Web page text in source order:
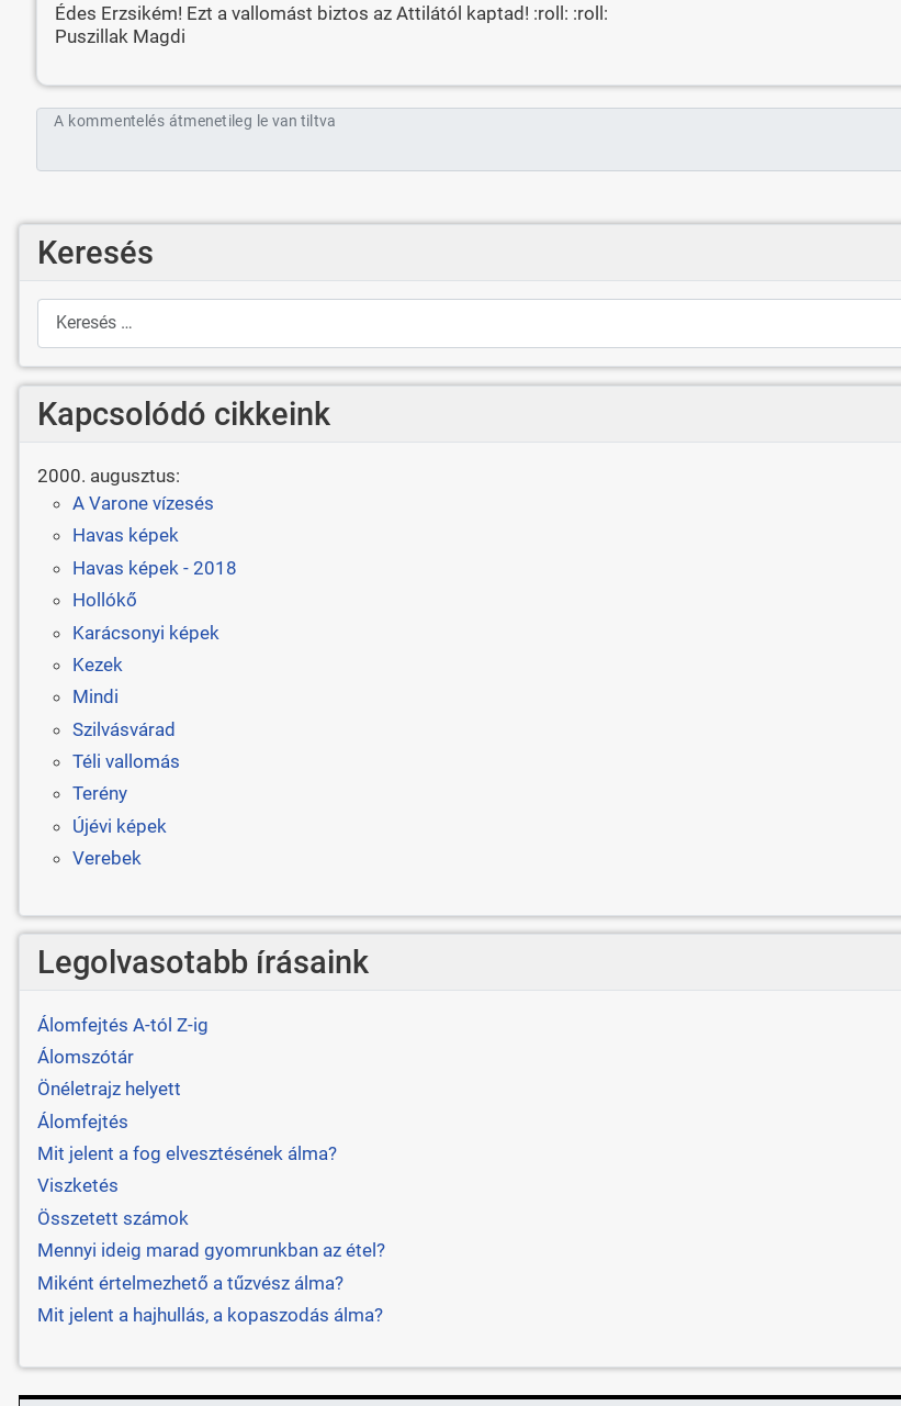
Édes Erzsikém! Ezt a vallomást biztos az Attilától kaptad! :roll: :roll:
Puszillak Magdi
A kommentelés átmenetileg le van tiltva
Keresés
Keresés
Kapcsolódó cikkeink
2000. augusztus:
A Varone vízesés
Havas képek
Havas képek - 2018
Hollókő
Karácsonyi képek
Kezek
Mindi
Szilvásvárad
Téli vallomás
Terény
Újévi képek
Verebek
Legolvasotabb írásaink
Álomfejtés A-tól Z-ig
Álomszótár
Önéletrajz helyett
Álomfejtés
Mit jelent a fog elvesztésének álma?
Viszketés
Összetett számok
Mennyi ideig marad gyomrunkban az étel?
Miként értelmezhető a tűzvész álma?
Mit jelent a hajhullás, a kopaszodás álma?